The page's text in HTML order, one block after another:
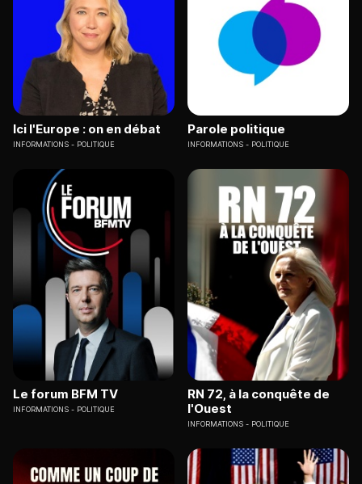
Ici l'Europe : on en débat
INFORMATIONS POLITIQUE
Parole politique
INFORMATIONS POLITIQUE
Le forum BFM TV
INFORMATIONS POLITIQUE
RN 72, à la conquête de
l'Ouest
INFORMATIONS POLITIQUE